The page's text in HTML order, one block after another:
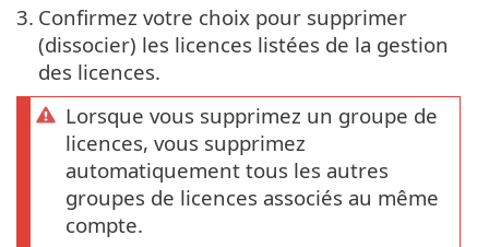
3. Confirmez votre choix pour supprimer
(dissocier) les licences listées de la gestion
des licences.
Lorsque vous supprimez un groupe de
licences, vous supprimez
automatiquement tous les autres
groupes de licences associés au même
compte.